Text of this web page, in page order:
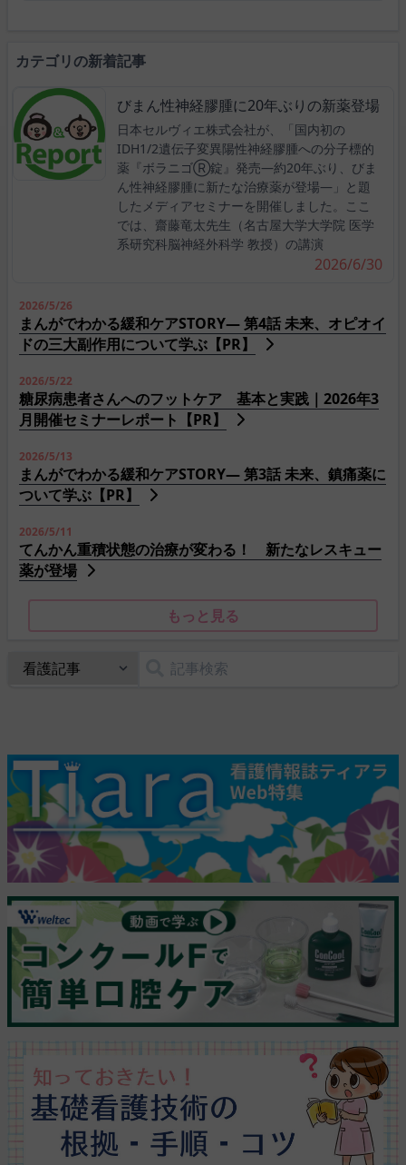
カテゴリの新着記事
びまん性神経膠腫に20年ぶりの新薬登場
日本セルヴィエ株式会社が、「国内初の
IDH1/2遺伝子変異陽性神経膠腫への分子標的
薬『ボラニゴⓇ錠』発売―約20年ぶり、びま
ん性神経膠腫に新たな治療薬が登場―」と題
したメディアセミナーを開催しました。ここ
では、齋藤竜太先生（名古屋大学大学院 医学
系研究科脳神経外科学 教授）の講演
2026/6/30
2026/5/26
まんがでわかる緩和ケアSTORY― 第4話 未来、オピオイ
ドの三大副作用について学ぶ【PR】
2026/5/22
糖尿病患者さんへのフットケア 基本と実践｜2026年3
月開催セミナーレポート【PR】
2026/5/13
まんがでわかる緩和ケアSTORY― 第3話 未来、鎮痛薬に
ついて学ぶ【PR】
2026/5/11
てんかん重積状態の治療が変わる！ 新たなレスキュー
薬が登場
もっと見る